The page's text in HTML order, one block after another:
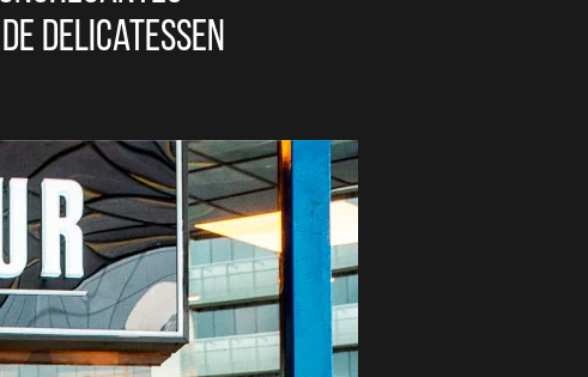
delicatessen